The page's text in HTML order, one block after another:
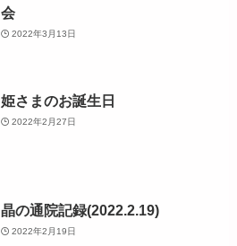
会
2022年3月13日
姫さまのお誕生日
2022年2月27日
晶の通院記録(2022.2.19)
2022年2月19日